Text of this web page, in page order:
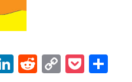
LinkedIn
RedditCopyPocket